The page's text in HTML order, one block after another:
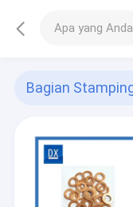
Bagian